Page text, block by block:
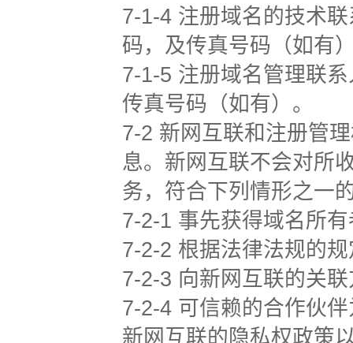
7-1-4 注册域名的技术
码，及传真号码（如有
7-1-5 注册域名管理联
传真号码（如有）。
7-2 新网互联和注册管
息。新网互联不会对所
务，符合下列情形之一
7-2-1 事先获得域名所
7-2-2 根据法律法规的
7-2-3 向新网互联的关
7-2-4 可信赖的合作伙
新网互联的隐私权政策